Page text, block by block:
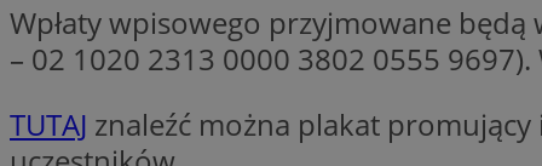
Wpłaty wpisowego przyjmowane będą
– 02 1020 2313 0000 3802 0555
TUTAJ znaleźć można plakat
_clck
_clsk
tuuid